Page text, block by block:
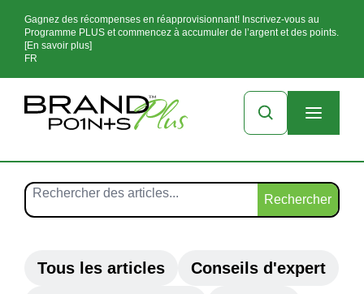
Gagnez des récompenses en réapprovisionnant! Inscrivez-vous au
Programme PLUS et commencez à accumuler de l’argent et des points.
[En savoir plus]
FR
Rechercher
Tous les articles
Conseils d'expert